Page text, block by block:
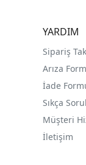
YARDIM
Sipariş
Arıza
İade
Sıkça
Müşteri
İletişim